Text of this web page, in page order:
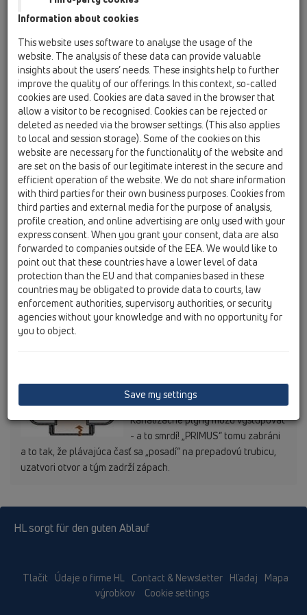
Tu je princíp fungovania:
Vo východiskovej situácií zabranuje
vystupujúcim kanalizačným plynom
voda nachádzajúca sa v sifóne
Pri prítoku vody pracuje „PRIMUS“
podobne ako klasický vodný uzáver
- plávajúca časť na nadvihne, aby
umožnila prietoku maximálneho
množstva vody...
Aj keď nepriteká žiadna voda do
sifónu, je funkcia identická.
Kanalizačné plyny budú z dôvodu
vody obsiahnutej v sifóne uzavreté...
Pôsobením času sa voda stráca-je to
vo všetkých krajinách známy
fenomén. Pokiaľ je ešte dostatok vody v sifóne, kanalizačné
potom dochádza u klasických
sistémov ku problému.
Kanalizačné plyny môžu vystupovat
- a to smrdí! „PRIMUS“ tomu zabráni
a to tak, že plávajúca časť sa „posadí“ na prepadovú trubicu,
uzatvori otvor a tým zadrží zápach.
HL sorgt für den guten Ablauf
Tlačit Údaje o firme HL Contact & Newsletter Hľadaj
Mapa
výrobkov
Cookie settings
Information about cookies
This website uses software to analyse the usage of the
website. The analysis of these data can provide valuable
insights about the users’ needs. These insights help to further
improve the quality of our offerings. In this context, so-called
cookies are used. Cookies are data saved in the browser that
allow a visitor to be recognised. Cookies can be rejected or
deleted as needed via the browser settings. (This also applies
to local and session storage). Some of the cookies on this
website are necessary for the functionality of the website and
are set on the basis of our legitimate interest in the secure and
efficient operation of the website. We do not share information
with third parties for their own business purposes. Cookies from
third parties and external media for the purpose of analysis,
profile creation, and online advertising are only used with your
express consent. When you grant your consent, data are also
forwarded to companies outside of the EEA. We would like to
point out that these countries have a lower level of data
protection than the EU and that companies based in these
countries may be obligated to provide data to courts, law
enforcement authorities, supervisory authorities, or security
agencies without your knowledge and with no opportunity for
you to object.
Save my settings